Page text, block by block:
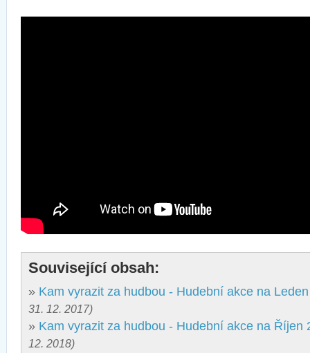
Související obsah:
» Kam vyrazit za hudbou - Hudební akce na
31. 12. 2017)
» Kam vyrazit za hudbou - Hudební akce na Říjen
12. 2018)